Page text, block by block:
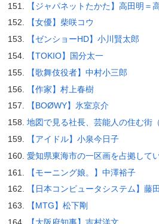
【ジャパネットたかた】高田明＝
【女優】柴咲コウ
【ゼンショーHD】小川賢太郎
【TOKIO】国分太一
【歌舞伎役者】中村小三郎
【作家】村上春樹
【BOØWY】氷室京介
地図で見る社長、芸能人の住む街
【アイドル】小泉今日子
愛知県東海市の一区画を占拠して
【モーニング娘。】中澤裕子
【日本コンピュータシステム】藤
【MTG】松下剛